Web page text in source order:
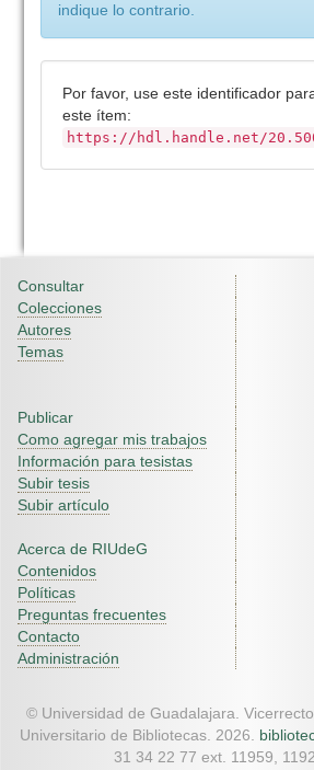
indique lo contrario.
Por favor, use este identificador
este ítem:
https://hdl.handle.net/
Consultar
Colecciones
Autores
Temas
Publicar
Como agregar mis trabajos
Información para tesistas
Subir tesis
Subir artículo
Acerca de RIUdeG
Contenidos
Políticas
Preguntas frecuentes
Contacto
Administración
© Universidad de Guadalajara.
Universitario de Bibliotecas. 2026.
31 34 22 77 ext. 11959,